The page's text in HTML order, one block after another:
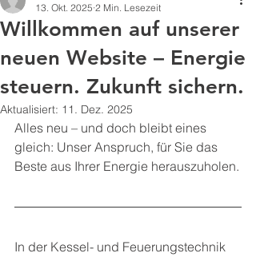
Willkommen auf unserer
neuen Website – Energie
steuern. Zukunft sichern.
13. Okt. 2025 2 Min. Lesezeit
Aktualisiert: 11. Dez. 2025
Alles neu – und doch bleibt eines
gleich: Unser Anspruch, für Sie das
Beste aus Ihrer Energie herauszuholen.
In der Kessel- und Feuerungstechnik